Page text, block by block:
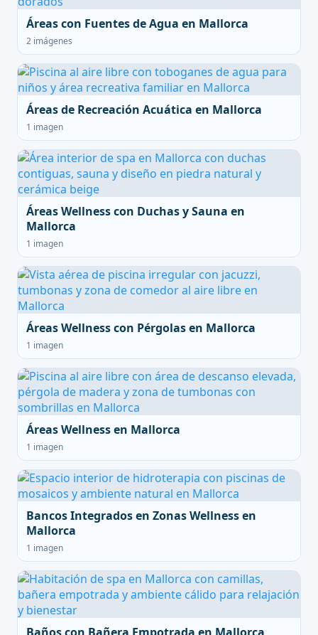
Áreas con Fuentes de Agua en Mallorca
2 imágenes
Áreas de Recreación Acuática en Mallorca
1 imagen
Áreas Wellness con Duchas y Sauna en
Mallorca
1 imagen
Áreas Wellness con Pérgolas en Mallorca
1 imagen
Áreas Wellness en Mallorca
1 imagen
Bancos Integrados en Zonas Wellness en
Mallorca
1 imagen